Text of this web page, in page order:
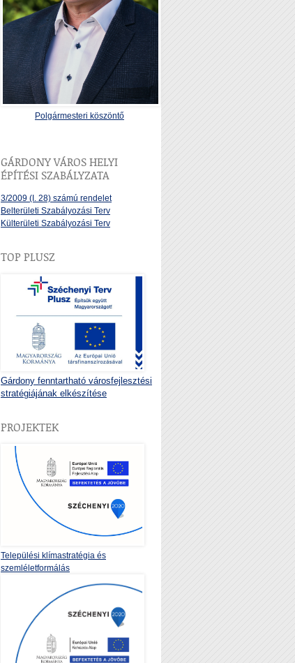
Polgármesteri köszöntő
GÁRDONY VÁROS HELYI
ÉPÍTÉSI SZABÁLYZATA
3/2009 (I. 28) számú rendelet
Belterületi Szabályozási Terv
Külterületi Szabályozási Terv
TOP PLUSZ
Gárdony fenntartható városfejlesztési
stratégiájának elkészítése
PROJEKTEK
Települési klímastratégia és
szemléletformálás